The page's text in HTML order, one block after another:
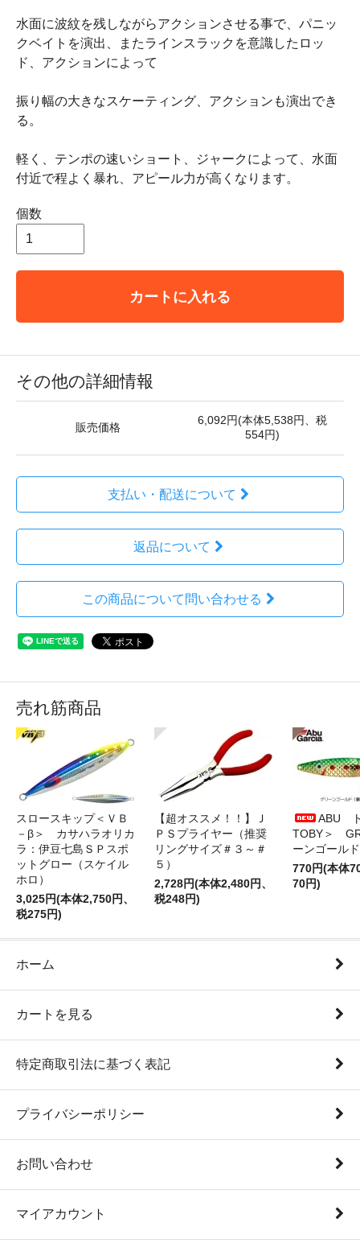
水面に波紋を残しながらアクションさせる事で、パニッ
クベイトを演出、またラインスラックを意識したロッ
ド、アクションによって
振り幅の大きなスケーティング、アクションも演出でき
る。
軽く、テンポの速いショート、ジャークによって、水面
付近で程よく暴れ、アピール力が高くなります。
個数
カートに入れる
その他の詳細情報
販売価格
6,092円(本体5,538円、税
554円)
支払い・配送について
返品について
この商品について問い合わせる
売れ筋商品
スロースキップ＜ＶＢ
－β＞ カサハラオリカ
ラ：伊豆七島ＳＰスポ
ットグロー（スケイル
ホロ）
3,025円(本体2,750円、
税275円)
【超オススメ！！】Ｊ
ＰＳプライヤー（推奨
リングサイズ＃３～＃
５）
2,728円(本体2,480円、
税248円)
ABU
TOBY＞
ーンゴールド
770円(本体
70円)
ホーム
カートを見る
特定商取引法に基づく表記
プライバシーポリシー
お問い合わせ
マイアカウント